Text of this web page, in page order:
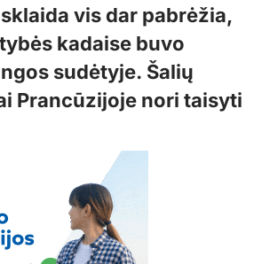
vis dar pabrėžia,
kadaise buvo
sudėtyje. Šalių
Prancūzijoje nori taisyti